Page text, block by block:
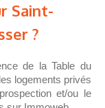
Saint-
?
de la Table du
logements privés
et/ou le